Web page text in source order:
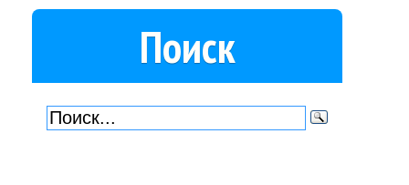
Поиск